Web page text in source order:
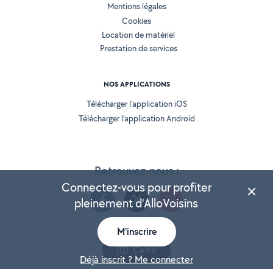
Carte
Retrouvez-nous :
Mentions légales
Cookies
Location de matériel
Prestation de services
NOS APPLICATIONS
Télécharger l’application iOS
Télécharger l’application Android
Connectez-vous pour profiter
pleinement d'AlloVoisins
M'inscrire
Déjà inscrit ? Me connecter